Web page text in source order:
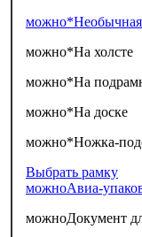
можно*
можно*На холсте
можно*На
можно*На доске
можно*Ножка-
Выбрать рамку
можноАвиа-
можноДокумент